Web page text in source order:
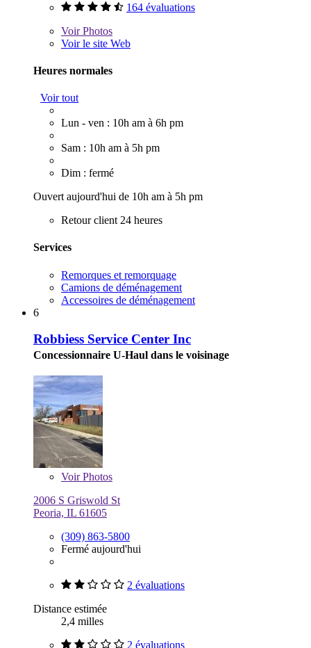
164 évaluations
VoirPhotos
Voir le site Web
Heures normales
Voir tout
Lun - ven : 10h am à 6h pm
Sam : 10h am à 5h pm
Dim : fermé
Ouvert aujourd'hui de 10h am à 5h pm
Retour client 24 heures
Services
Remorques et remorquage
Camions de déménagement
Accessoires de déménagement
6
Robbiess Service Center Inc
Concessionnaire U-Haul dans le voisinage
VoirPhotos
2006 S Griswold St
Peoria, IL 61605
(309) 863-5800
Fermé aujourd'hui
2 évaluations
Distance estimée
2,4 milles
2 évaluations